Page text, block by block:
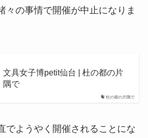
々の事情で開催が中止になりま
杜の都の片隅で
文具女子博petit仙台 | 杜の都の片
隅で
でようやく開催されることにな